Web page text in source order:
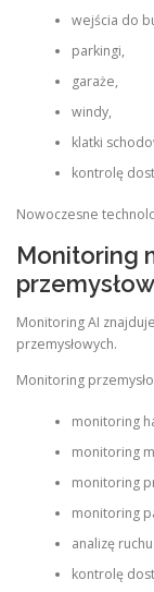
wejścia do
parkingi,
garaże,
windy,
klatki
kontrolę
Nowoczesne
Monitoring
Monitoring AI
przemysłowych.
Monitoring
monitoring
monitoring
monitoring
monitoring
analizę
kontrolę